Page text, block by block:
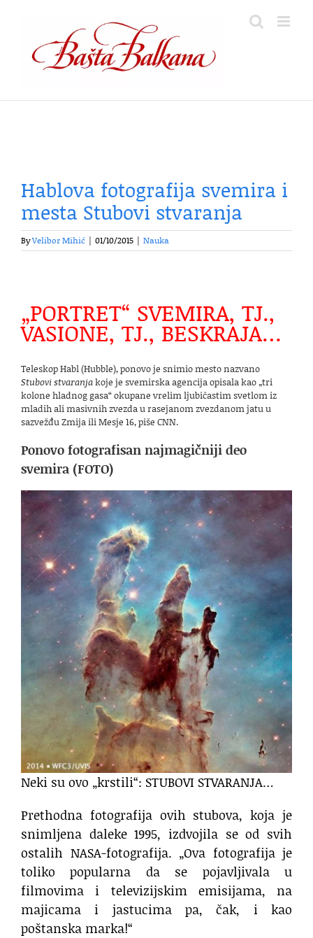
content
Hablova fotografija svemira i
mesta Stubovi stvaranja
ByVelibor Mihić 01/10/2015 Nauka
„PORTRET“ SVEMIRA, TJ.,
VASIONE, TJ., BESKRAJA…
Teleskop Habl (Hubble), ponovo je snimio mesto nazvano
Stubovi stvaranjakoje je svemirska agencija opisala kao „tri
kolone hladnog gasa“ okupane vrelim ljubičastim svetlom iz
mladih ali masivnih zvezda u rasejanom zvezdanom jatu u
sazvežđu Zmija ili Mesje 16, piše CNN.
Ponovo fotografisan najmagičniji deo
svemira (FOTO)
Neki su ovo „krstili“: STUBOVI STVARANJA…
Prethodna fotografija ovih stubova, koja je
snimljena daleke 1995, izdvojila se od svih
ostalih NASA-fotografija. „Ova fotografija je
toliko popularna da se pojavljivala u
filmovima i televizijskim emisijama, na
majicama i jastucima pa, čak, i kao
poštanska marka!“